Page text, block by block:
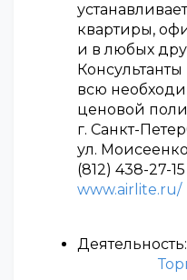
квартиры,
и в любых
всю
ценовой
г. Санкт-
ул.
(812) 438-27-15
www.airlite.ru/
Деятельность: